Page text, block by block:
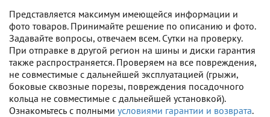
Представляется максимум имеющейся информации и
фото товаров. Принимайте решение по описанию и фото.
Задавайте вопросы, отвечаем всем. Сутки на проверку.
При отправке в другой регион на шины и диски гарантия
также распространяется. Проверяем на все повреждения,
не совместимые с дальнейшей эксплуатацией (грыжи,
боковые сквозные порезы, повреждения посадочного
кольца не совместимые с дальнейшей установкой).
Ознакомьтесь с полными условиями гарантии и возврата.